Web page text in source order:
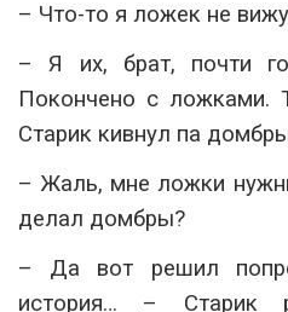
– Что-то я ложек не
– Я их, брат, почти
Покончено с ложками.
Старик кивнул па
– Жаль, мне ложки
делал домбры?
– Да вот решил
история… – Старик